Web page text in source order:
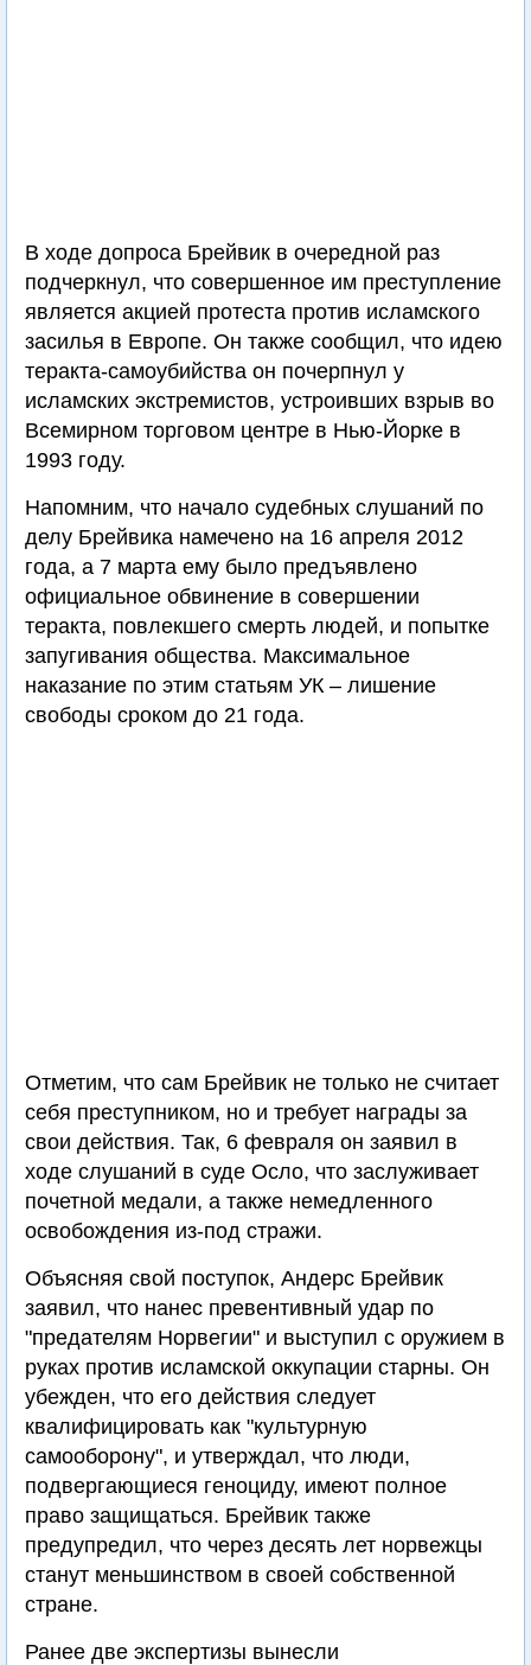
В ходе допроса Брейвик в очередной раз
подчеркнул, что совершенное им преступление
является акцией протеста против исламского
засилья в Европе. Он также сообщил, что идею
теракта-самоубийства он почерпнул у
исламских экстремистов, устроивших взрыв во
Всемирном торговом центре в Нью-Йорке в
1993 году.
Напомним, что начало судебных слушаний по
делу Брейвика намечено на 16 апреля 2012
года, а 7 марта ему было предъявлено
официальное обвинение в совершении
теракта, повлекшего смерть людей, и попытке
запугивания общества. Максимальное
наказание по этим статьям УК – лишение
свободы сроком до 21 года.
Отметим, что сам Брейвик не только не считает
себя преступником, но и требует награды за
свои действия. Так, 6 февраля он заявил в
ходе слушаний в суде Осло, что заслуживает
почетной медали, а также немедленного
освобождения из-под стражи.
Объясняя свой поступок, Андерс Брейвик
заявил, что нанес превентивный удар по
"предателям Норвегии" и выступил с оружием в
руках против исламской оккупации старны. Он
убежден, что его действия следует
квалифицировать как "культурную
самооборону", и утверждал, что люди,
подвергающиеся геноциду, имеют полное
право защищаться. Брейвик также
предупредил, что через десять лет норвежцы
станут меньшинством в своей собственной
стране.
Ранее две экспертизы вынесли